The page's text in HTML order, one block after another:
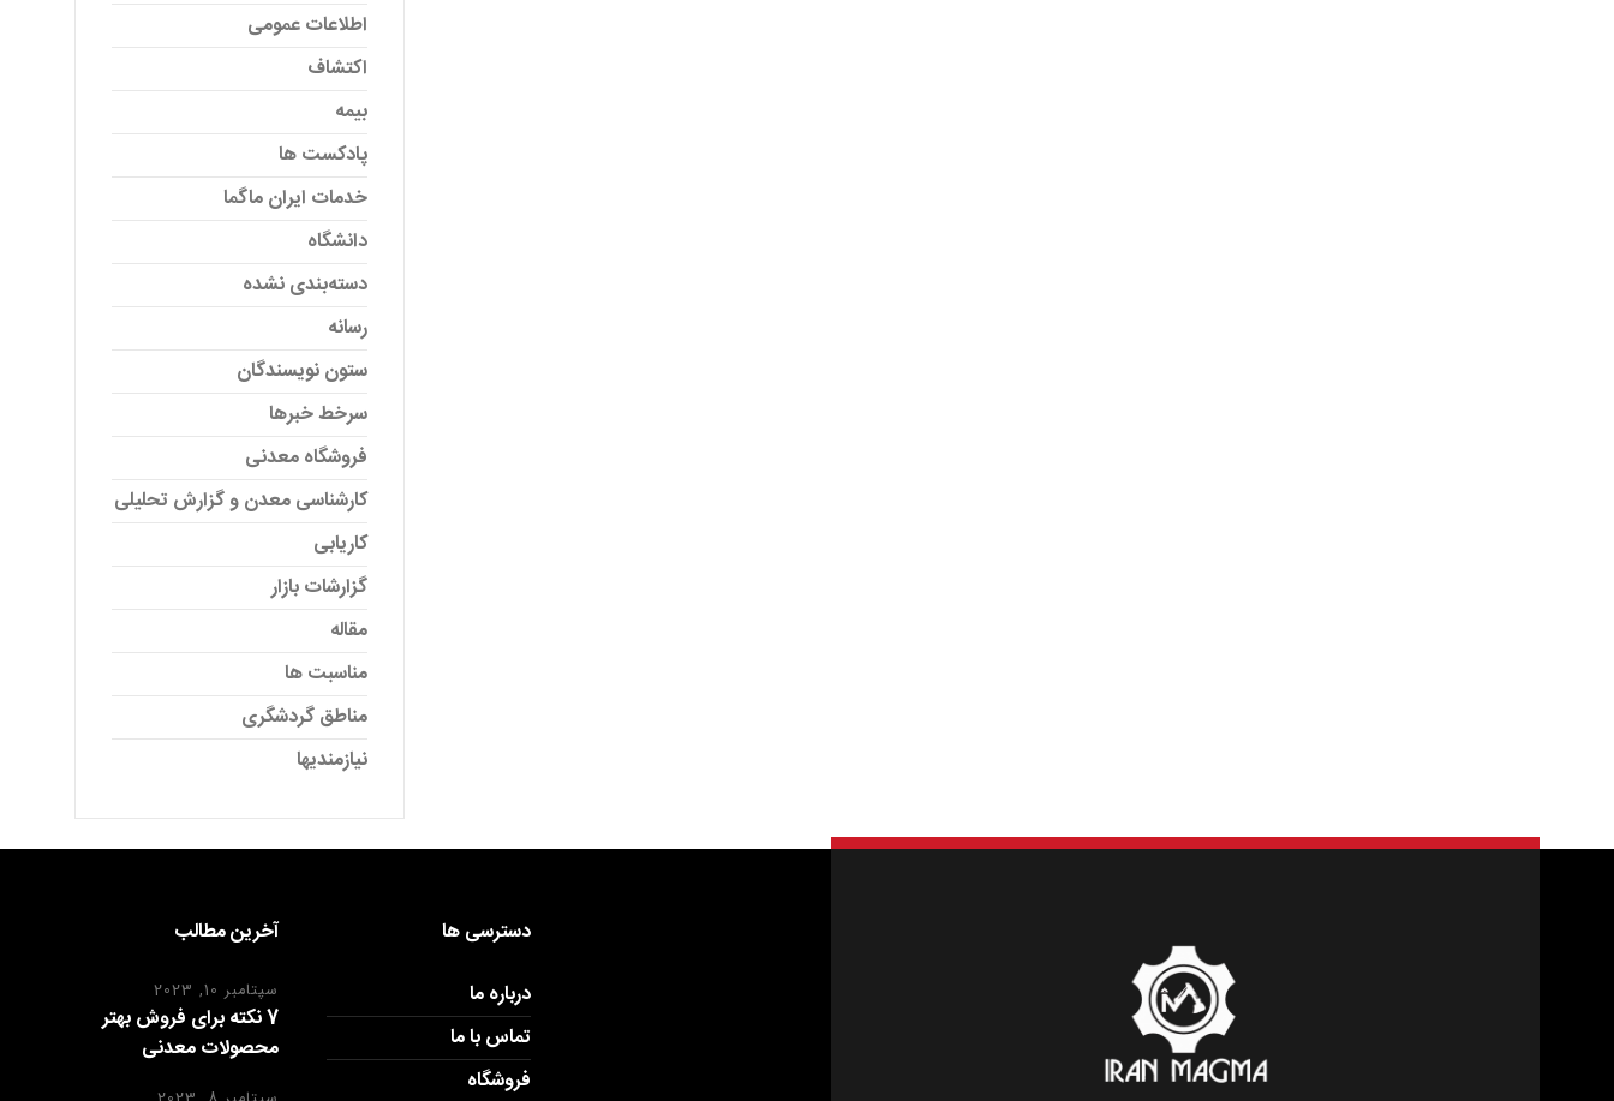
اطلاعات عمومی
اکتشاف
بیمه
پادکست ها
خدمات ایران ماگما
دانشگاه
دسته‌بندی نشده
رسانه
ستون نویسندگان
سرخط خبرها
فروشگاه معدنی
کارشناسی معدن و گزارش تحلیلی
کاریابی
گزارشات بازار
مقاله
مناسبت ها
مناطق گردشگری
نیازمندیها
دسترسی ها
درباره ما
تماس با ما
فروشگاه
آخرین مطالب
سپتامبر 10, 2023
7 نکته برای فروش بهتر
محصولات معدنی